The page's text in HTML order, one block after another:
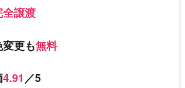
譲渡
更も無料
4.91／5